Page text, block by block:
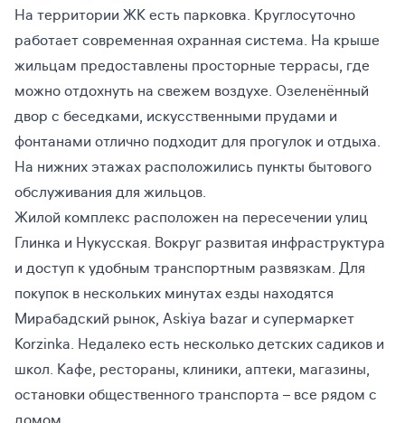
На территории ЖК есть парковка. Круглосуточно
работает современная охранная система. На крыше
жильцам предоставлены просторные террасы, где
можно отдохнуть на свежем воздухе. Озеленённый
двор с беседками, искусственными прудами и
фонтанами отлично подходит для прогулок и отдыха.
На нижних этажах расположились пункты бытового
обслуживания для жильцов.
Жилой комплекс расположен на пересечении улиц
Глинка и Нукусская. Вокруг развитая инфраструктура
и доступ к удобным транспортным развязкам. Для
покупок в нескольких минутах езды находятся
Мирабадский рынок, Askiya bazar и супермаркет
Korzinka. Недалеко есть несколько детских садиков и
школ. Кафе, рестораны, клиники, аптеки, магазины,
остановки общественного транспорта – все рядом с